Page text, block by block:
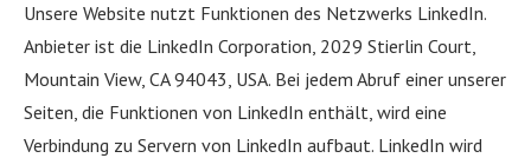
Unsere Website nutzt Funktionen des Netzwerks LinkedIn.
Anbieter ist die LinkedIn Corporation, 2029 Stierlin Court,
Mountain View, CA 94043, USA. Bei jedem Abruf einer unserer
Seiten, die Funktionen von LinkedIn enthält, wird eine
Verbindung zu Servern von LinkedIn aufbaut. LinkedIn wird